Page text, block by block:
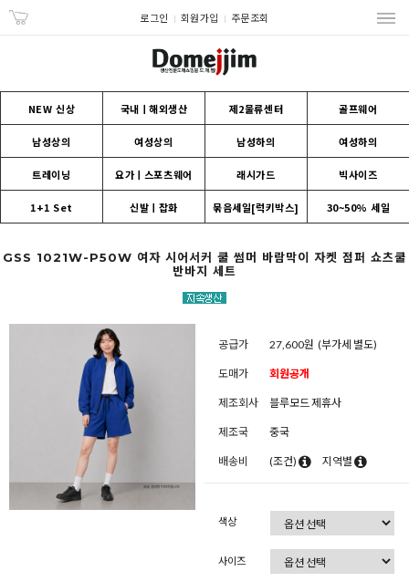
로그인 회원가입 주문조회
NEW 신상 국내ㅣ해외생산 제2물류센터 골프웨어
남성상의 여성상의 남성하의 여성하의
트레이닝 요가ㅣ스포츠웨어 래시가드 빅사이즈
1+1 Set 신발ㅣ잡화 묶음세일[럭키박스] 30~50% 세일
GSS 1021W-P50W 여자 시어서커 쿨 썸머 바람막이 자켓 점퍼 쇼츠쿨
반바지 세트
공급가 27,600원 (부가세 별도)
도매가 회원공개
제조회사 블루모드 제휴사
제조국 중국
배송비 (조건) 지역별
색상
사이즈